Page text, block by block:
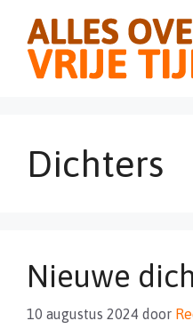
inhoud
Dichters
Nieuwe
10 augustus 2024 door